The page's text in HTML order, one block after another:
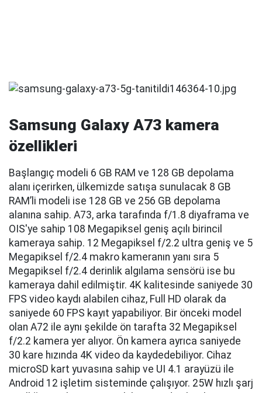
Samsung Galaxy A73 kamera
özellikleri
Başlangıç modeli 6 GB RAM ve 128 GB depolama
alanı içerirken, ülkemizde satışa sunulacak 8 GB
RAM’li modeli ise 128 GB ve 256 GB depolama
alanına sahip. A73, arka tarafında f/1.8 diyaframa ve
OIS'ye sahip 108 Megapiksel geniş açılı birincil
kameraya sahip. 12 Megapiksel f/2.2 ultra geniş ve 5
Megapiksel f/2.4 makro kameranın yanı sıra 5
Megapiksel f/2.4 derinlik algılama sensörü ise bu
kameraya dahil edilmiştir. 4K kalitesinde saniyede 30
FPS video kaydı alabilen cihaz, Full HD olarak da
saniyede 60 FPS kayıt yapabiliyor. Bir önceki model
olan A72 ile aynı şekilde ön tarafta 32 Megapiksel
f/2.2 kamera yer alıyor. Ön kamera ayrıca saniyede
30 kare hızında 4K video da kaydedebiliyor. Cihaz
microSD kart yuvasına sahip ve UI 4.1 arayüzü ile
Android 12 işletim sisteminde çalışıyor. 25W hızlı şarj